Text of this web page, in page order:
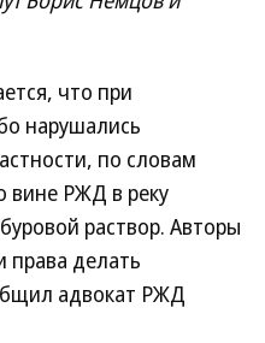
что при
нарушались
по словам
РЖД в реку
раствор. Авторы
права делать
адвокат РЖД